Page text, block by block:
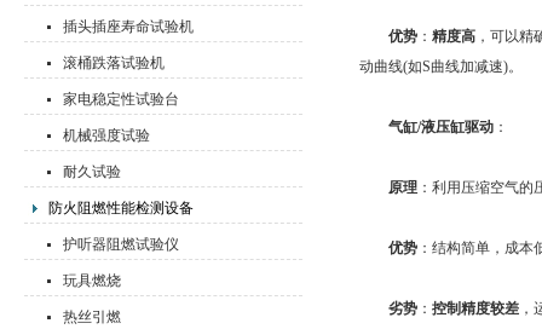
插头插座寿命试验机
滚桶跌落试验机
家电稳定性试验台
机械强度试验
耐久试验
防火阻燃性能检测设备
护听器阻燃试验仪
玩具燃烧
热丝引燃
优势 ： 精度高 ，可以
动曲线(如S曲线加减速)。
气缸/液压缸驱动 ：
原理 ：利用压缩空气
优势 ：结构简单，成本
劣势 ： 控制精度较差 ，